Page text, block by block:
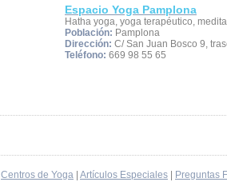
Espacio Yoga Pamplona
Hatha yoga, yoga terapéutico,
Población: Pamplona
Dirección: C/ San Juan Bosco 9,
Teléfono: 669 98 55 65
Centros de Yoga Artículos Especiales
Preguntas